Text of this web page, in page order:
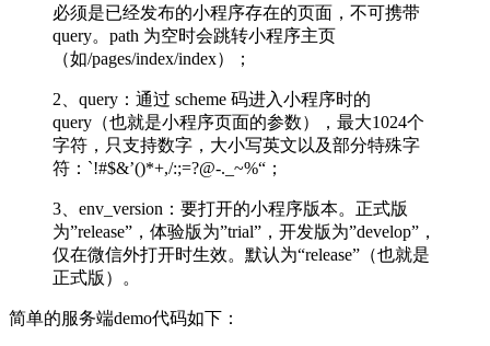
必须是已经发布的小程序存在的页面，不可携带
query。path 为空时会跳转小程序主页
（如/pages/index/index）；
2、query：通过 scheme 码进入小程序时的
query（也就是小程序页面的参数），最大1024个
字符，只支持数字，大小写英文以及部分特殊字
符：`!#$&’()*+,/:;=?@-._~%“；
3、env_version：要打开的小程序版本。正式版
为”release”，体验版为”trial”，开发版为”develop”，
仅在微信外打开时生效。默认为“release”（也就是
正式版）。
简单的服务端demo代码如下：